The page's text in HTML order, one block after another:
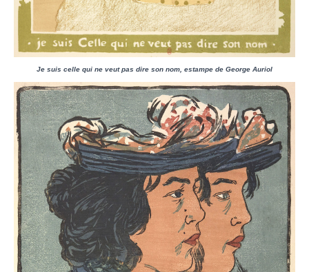
Je suis celle qui ne veut pas dire son nom, estampe de George Auriol